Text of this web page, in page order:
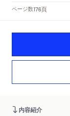
ページ数176頁
内容紹介